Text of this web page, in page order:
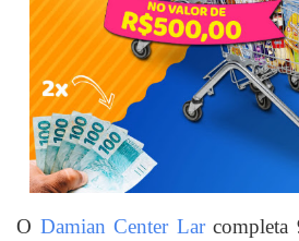
O Damian Center Larcompleta